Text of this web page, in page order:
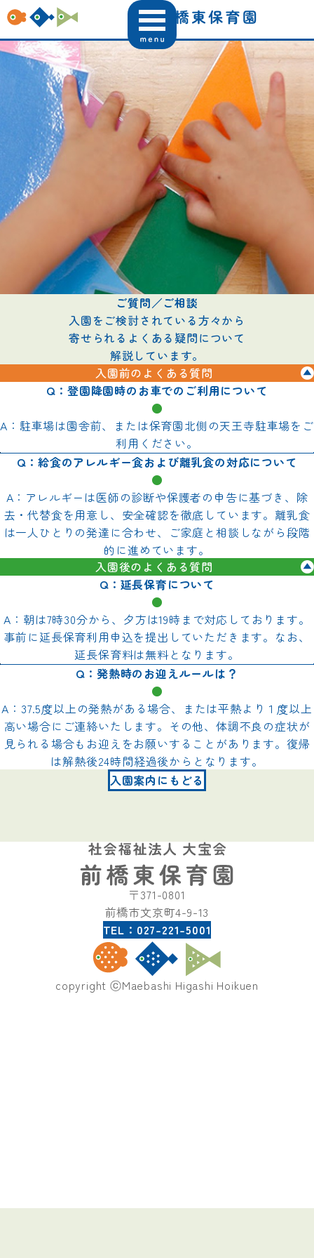
ご質問／ご相談
入園をご検討されている方々から
寄せられるよくある疑問について
解説しています。
入園前のよくある質問
Q：登園降園時のお車でのご利用について
●
A：駐車場は園舎前、または保育園北側の天王寺駐車場をご
利用ください。
Q：給食のアレルギー食および離乳食の対応について
●
A：アレルギーは医師の診断や保護者の申告に基づき、除
去・代替食を用意し、安全確認を徹底しています。離乳食
は一人ひとりの発達に合わせ、ご家庭と相談しながら段階
的に進めています。
入園後のよくある質問
Q：延長保育について
●
A：朝は7時30分から、夕方は19時まで対応しております。
事前に延長保育利用申込を提出していただきます。なお、
延長保育料は無料となります。
Q：発熱時のお迎えルールは？
●
A：37.5度以上の発熱がある場合、または平熱より１度以上
高い場合にご連絡いたします。その他、体調不良の症状が
見られる場合もお迎えをお願いすることがあります。復帰
は解熱後24時間経過後からとなります。
入園案内にもどる
〒371-0801
前橋市文京町4-9-13
TEL：027-221-5001
copyright ⓒMaebashi Higashi Hoikuen